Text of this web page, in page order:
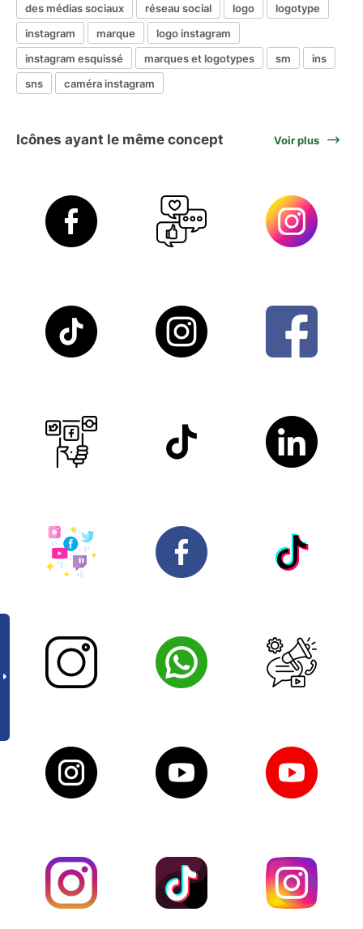
des médias sociaux réseau social logo
logotype
instagram
marque
logo instagram
instagram esquissé
marques et logotypes sm
ins
sns
caméra instagram
Icônes ayant le même concept Voir plus